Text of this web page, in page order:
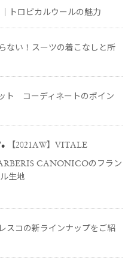
トロピカルウールの魅力
ない！スーツの着こなしと所
ト コーディネートのポイン
【2021AW】VITALE
CANONICOのフラン
生地
スコの新ラインナップをご紹